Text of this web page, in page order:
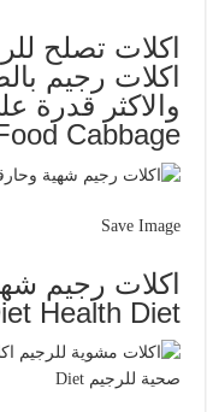
اكلات تصلح
اكلات رجيم
Cabbage
Save Image
Health Diet